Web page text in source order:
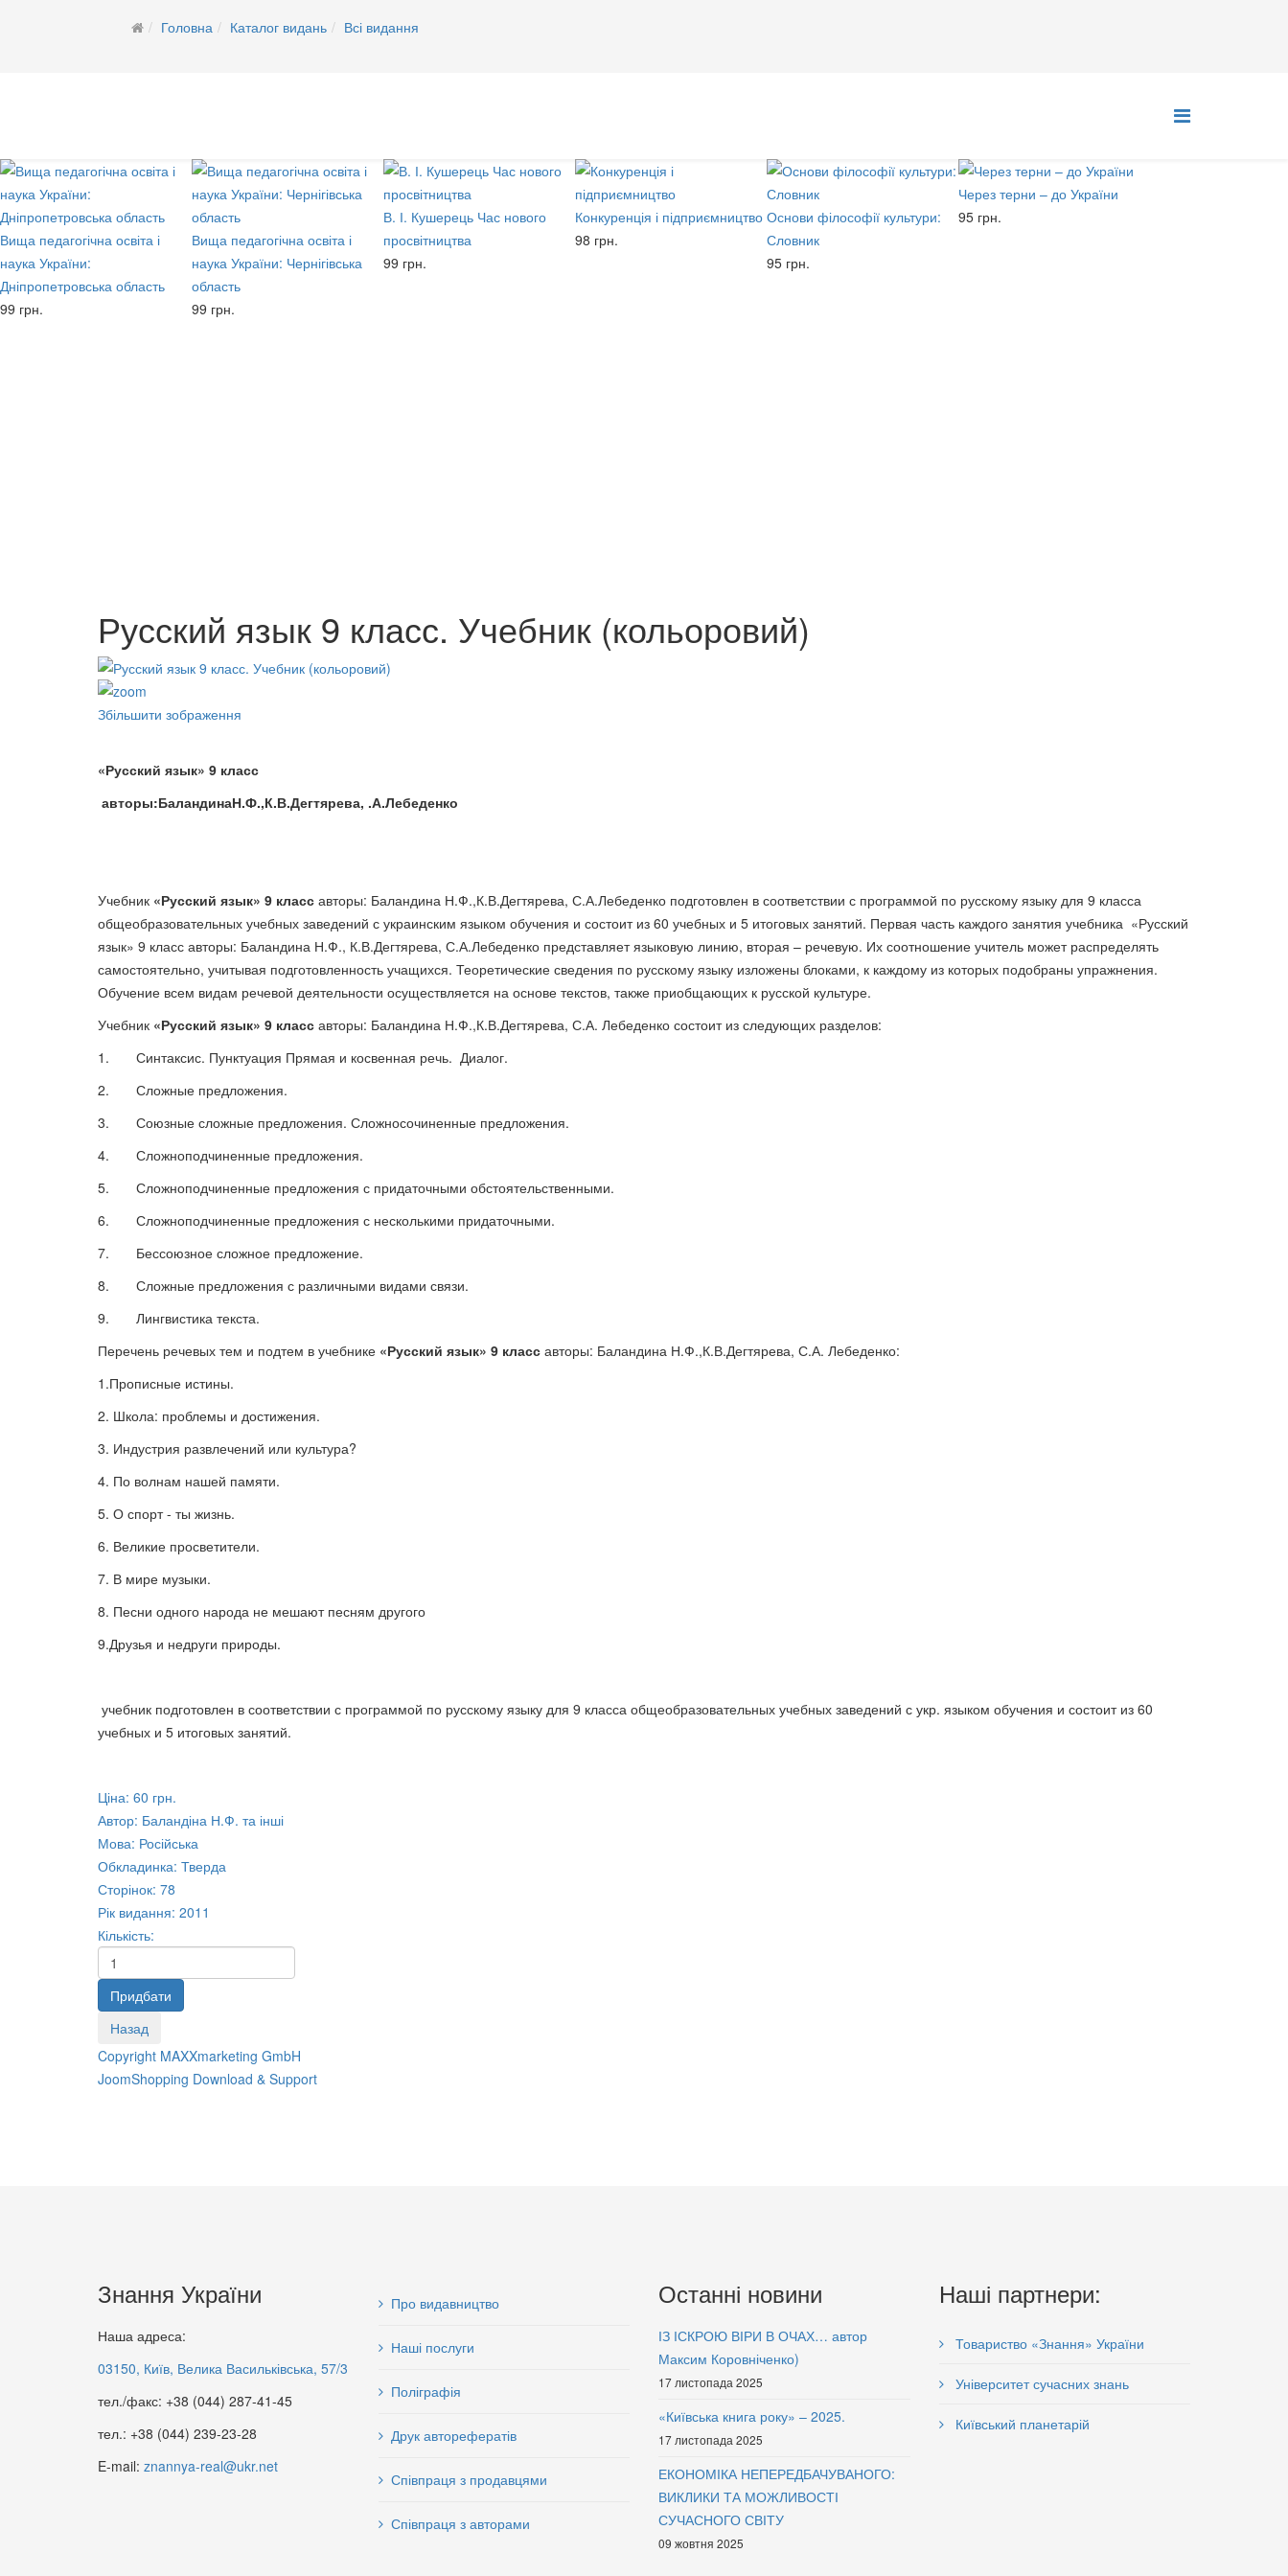
Головна Каталог видань Всі видання
Вища педагогічна освіта і
наука України:
Дніпропетровська область
99 грн.
Вища педагогічна освіта і
наука України: Чернігівська
область
99 грн.
В. І. Кушерець Час нового
просвітництва
99 грн.
Конкуренція і підприємництво
98 грн.
Основи філософії культури:
Словник
95 грн.
Через терни – до України
95 грн.
добролюбства та свободи
80 грн.
экономика в ХХІ веке
78 грн.
КОНКУРЕНТОСПРОМОЖНІСТЬ
НАЦІОНАЛЬНОЇ ЕКОНОМІКИ
76 грн.
Бєрєгиння мудрості,
добролюбства та свободи
зміцнення
75 грн.
Русский язык 9 класс. Учебник (кольоровий)
Збільшити зображення
«Русский язык» 9 класс
авторы:БаландинаН.Ф.,К.В.Дегтярева, .А.Лебеденко
Учебник «Русский язык» 9 класс авторы: Баландина Н.Ф.,К.В.Дегтярева, С.А.Лебеденко подготовлен в соответствии с программой по русскому языку для 9 класса
общеобразовательных учебных заведений с украинским языком обучения и состоит из 60 учебных и 5 итоговых занятий. Первая часть каждого занятия учебника «Русский
язык» 9 класс авторы: Баландина Н.Ф., К.В.Дегтярева, С.А.Лебеденко представляет языковую линию, вторая – речевую. Их соотношение учитель может распределять
самостоятельно, учитывая подготовленность учащихся. Теоретические сведения по русскому языку изложены блоками, к каждому из которых подобраны упражнения.
Обучение всем видам речевой деятельности осуществляется на основе текстов, также приобщающих к русской культуре.
Учебник «Русский язык» 9 класс авторы: Баландина Н.Ф.,К.В.Дегтярева, С.А. Лебеденко состоит из следующих разделов:
1.
Синтаксис. Пунктуация Прямая и косвенная речь. Диалог.
2.
Сложные предложения.
3.
Союзные сложные предложения. Сложносочиненные предложения.
4.
Сложноподчиненные предложения.
5.
Сложноподчиненные предложения с придаточными обстоятельственными.
6.
Сложноподчиненные предложения с несколькими придаточными.
7.
Бессоюзное сложное предложение.
8.
Сложные предложения с различными видами связи.
9.
Лингвистика текста.
Перечень речевых тем и подтем в учебнике «Русский язык» 9 класс авторы: Баландина Н.Ф.,К.В.Дегтярева, С.А. Лебеденко:
1.Прописные истины.
2. Школа: проблемы и достижения.
3. Индустрия развлечений или культура?
4. По волнам нашей памяти.
5. О спорт - ты жизнь.
6. Великие просветители.
7. В мире музыки.
8. Песни одного народа не мешают песням другого
9.Друзья и недруги природы.
учебник подготовлен в соответствии с программой по русскому языку для 9 класса общеобразовательных учебных заведений с укр. языком обучения и состоит из 60
учебных и 5 итоговых занятий.
Ціна: 60 грн.
Автор: Баландіна Н.Ф. та інші
Мова: Російська
Обкладинка: Тверда
Сторінок: 78
Рік видання: 2011
Кількість:
Copyright MAXXmarketing GmbH
JoomShopping Download & Support
Знання України
Наша адреса:
03150, Київ, Велика Васильківська, 57/3
тел./факс: +38 (044) 287-41-45
тел.: +38 (044) 239-23-28
E-mail: znannya-real@ukr.net
Про видавництво
Наші послуги
Поліграфія
Друк авторефератів
Співпраця з продавцями
Співпраця з авторами
Останні новини
ІЗ ІСКРОЮ ВІРИ В ОЧАХ… автор
Максим Коровніченко)
17 листопада 2025
«Київська книга року» – 2025.
17 листопада 2025
ЕКОНОМІКА НЕПЕРЕДБАЧУВАНОГО:
ВИКЛИКИ ТА МОЖЛИВОСТІ
СУЧАСНОГО СВІТУ
09 жовтня 2025
Наші партнери:
Товариство «Знання» України
Університет сучасних знань
Київський планетарій